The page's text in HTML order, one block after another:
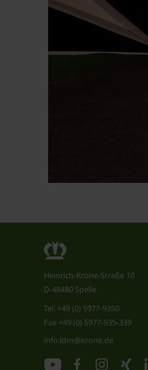
Heinrich-Krone-Straße 10
D-48480 Spelle
Tel. +49 (0) 5977-9350
Fax +49 (0) 5977-935-339
info.ldm@krone.de